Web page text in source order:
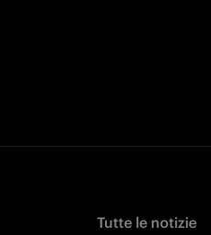
Tutte le notizie